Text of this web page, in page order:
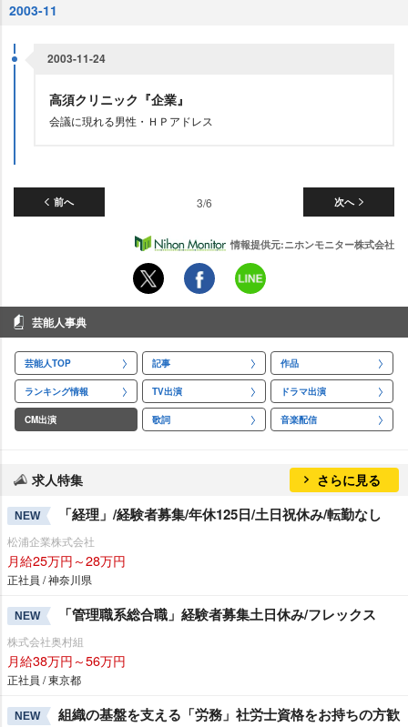
2003-11
2003-11-24
高須クリニック『企業』
会議に現れる男性・ＨＰアドレス
前へ 次へ
3/6
情報提供元:ニホンモニター株式会社
芸能人事典
芸能人TOP 記事 作品
ランキング情報 TV出演 ドラマ出演
CM出演 歌詞 音楽配信
求人特集 さらに見る
NEW 「経理」/経験者募集/年休125日/土日祝休み/転勤なし
松浦企業株式会社
月給25万円～28万円
正社員 / 神奈川県
NEW 「管理職系総合職」経験者募集土日休み/フレックス
株式会社奥村組
月給38万円～56万円
正社員 / 東京都
NEW
組織の基盤を支える「労務」社労士資格をお持ちの方歓